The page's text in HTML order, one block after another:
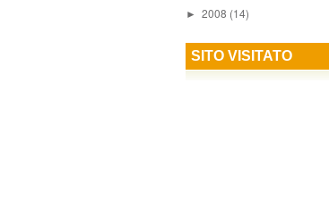
► 2008 (14)
SITO VISITATO